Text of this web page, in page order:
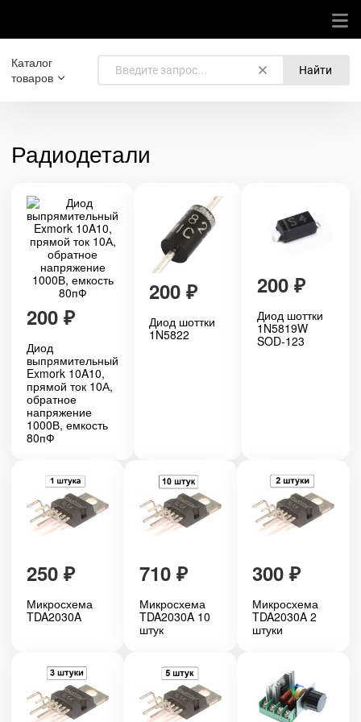
Каталог
товаров
Найти
Радиодетали
200 ₽
Диод
выпрямительный
Exmork 10A10,
прямой ток 10А,
обратное
напряжение
1000В, емкость
80пФ
200 ₽
Диод шоттки
1N5822
200 ₽
Диод шоттки
1N5819W
SOD-123
250 ₽
Микросхема
TDA2030A
710 ₽
Микросхема
TDA2030A 10
штук
300 ₽
Микросхема
TDA2030A 2
штуки